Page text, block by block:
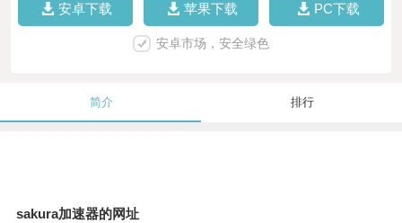
安卓下载 苹果下载 PC下载
安卓市场，安全绿色
简介 排行
sakura加速器的网址